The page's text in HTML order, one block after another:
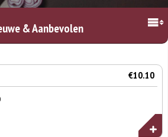
& Aanbevolen
€10.10